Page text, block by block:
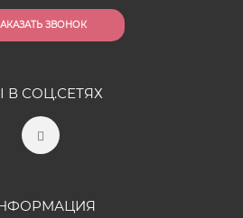
ЗВОНОК
В СОЦ.СЕТЯХ